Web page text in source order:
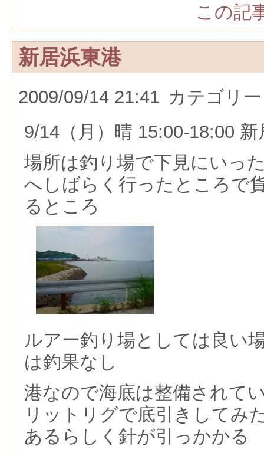
この記
新居浜東港
2009/09/14 21:41 カテゴリ
9/14（月）晴 15:00-18:00 新
場所は釣り場で下見にいっ
へしばらく行ったところで
るところ
ルアー釣り場としては良い
は釣果なし
港なので海底は整備されて
リットリグで底引きしてみ
あるらしく針が引っかかる